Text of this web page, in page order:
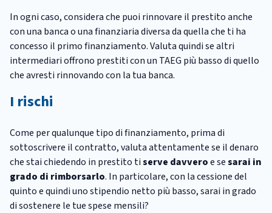
In ogni caso, considera che puoi rinnovare il prestito anche
con una banca o una finanziaria diversa da quella che ti ha
concesso il primo finanziamento. Valuta quindi se altri
intermediari offrono prestiti con un TAEG più basso di quello
che avresti rinnovando con la tua banca.
I rischi
Come per qualunque tipo di finanziamento, prima di
sottoscrivere il contratto, valuta attentamente se il denaro
che stai chiedendo in prestito tiserve davveroe sesarai in
grado di rimborsarlo. In particolare, con la cessione del
quinto e quindi uno stipendio netto più basso, sarai in grado
di sostenere le tue spese mensili?